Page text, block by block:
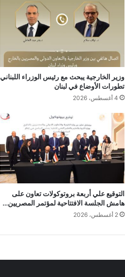
وزير الخارجية يبحث مع رئيس الوزراء اللبناني
تطورات الأوضاع في لبنان
4 أغسطس، 2026
التوقيع علي أربعة بروتوكولات تعاون على
هامش الجلسة الافتتاحية لمؤتمر المصريين…
2 أغسطس، 2026